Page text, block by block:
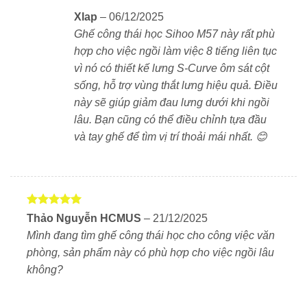
Lưới kép đàn hồi cao, chống xẹp lún, mang lại cảm
giác ngồi êm ái, thông thoáng.
Phù hợp với nhiều phong cách nội thất: văn phòng
hiện đại, home office, phòng học.
Xlap – 06/12/2025
Ghế công thái học Sihoo M57 này rất phù
hợp cho việc ngồi làm việc 8 tiếng liên tục
vì nó có thiết kế lưng S-Curve ôm sát cột
sống, hỗ trợ vùng thắt lưng hiệu quả. Điều
này sẽ giúp giảm đau lưng dưới khi ngồi
lâu. Bạn cũng có thể điều chỉnh tựa đầu
và tay ghế để tìm vị trí thoải mái nhất. 😊
Được xếp
5
sao
Thảo Nguyễn HCMUS – 21/12/2025
Mình đang tìm ghế công thái học cho công việc văn
phòng, sản phẩm này có phù hợp cho việc ngồi lâu
không?